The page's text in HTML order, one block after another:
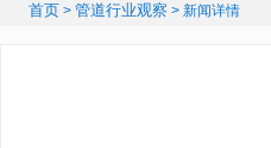
首页 > 管道行业观察 > 新闻详情